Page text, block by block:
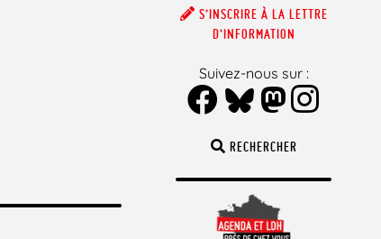
RECHERCHER
S’INSCRIRE À LA LETTRE
D’INFORMATION
Suivez-nous sur :